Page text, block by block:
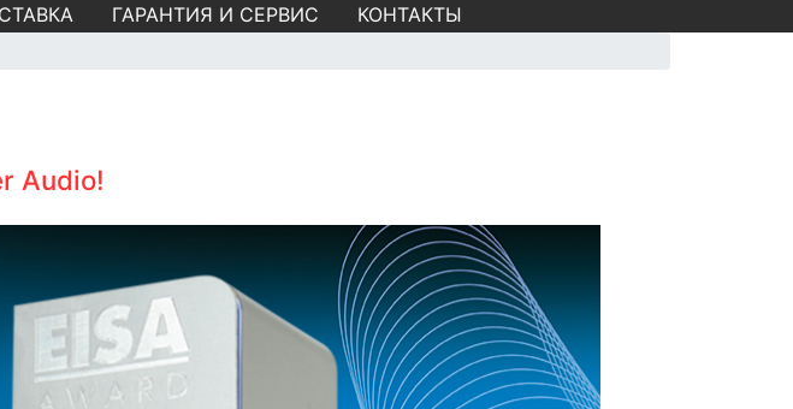
ГАРАНТИЯ И СЕРВИС КОНТАКТЫ
Audio!